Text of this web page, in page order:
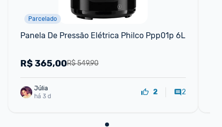
Parcelado
Panela De Pressão Elétrica Philco Ppp01p 6L
R$ 549,90
R$365,00
Júlia
há 3 d
2 2